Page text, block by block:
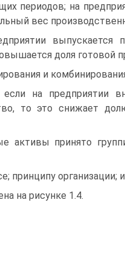
периодов; на
вес
выпускается
доля готовой
и
если на предприятии
то это снижает
активы принято
принципу организации;
на рисунке 1.4.